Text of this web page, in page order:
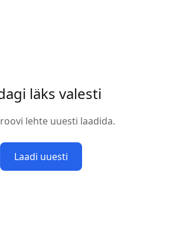
läks valesti
lehte uuesti laadida.
Laadi uuesti